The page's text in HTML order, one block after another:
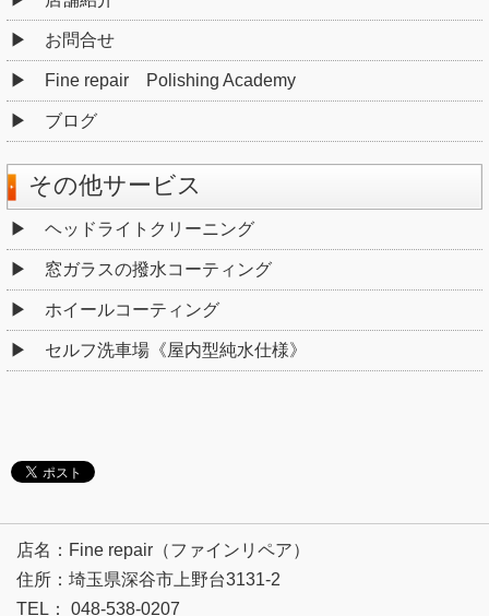
お問合せ
Fine repair Polishing Academy
ブログ
その他サービス
ヘッドライトクリーニング
窓ガラスの撥水コーティング
ホイールコーティング
セルフ洗車場《屋内型純水仕様》
店名：Fine repair（ファインリペア）
住所：埼玉県深谷市上野台3131-2
TEL： 048-538-0207